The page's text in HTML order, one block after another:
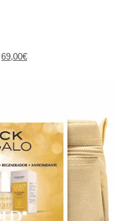
El
103,95€.
69,00€El
69,00€.